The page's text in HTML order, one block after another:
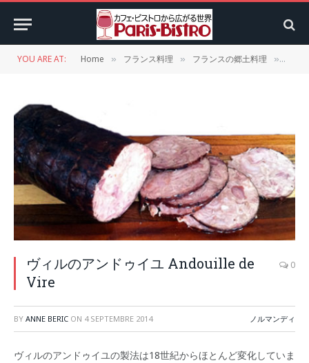
YOU ARE AT: Home » フランス料理 » フランスの郷土料理 »
ヴィルのアンドゥイユ Andouille de
Vire
0
BY ANNE BERIC ON 4 SEPTEMBRE 2014 ノルマンディ
ヴィルのアンドゥイユの製法は18世紀からほとんど変化していま